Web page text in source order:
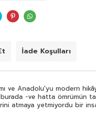
İade Koşulları
ve Anadolu'yu modern
-ve hatta ömrümün
atmaya yetmiyordu bir